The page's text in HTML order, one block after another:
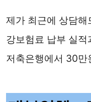
제가 최근에 상담
강보험료 납부 실
저축은행에서 30만